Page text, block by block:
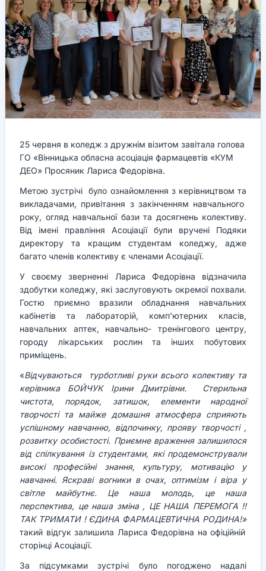
25 червня в коледж з дружнім візитом завітала голова
ГО «Вінницька обласна асоціація фармацевтів «КУМ
ДЕО» Просяник Лариса Федорівна.
Метою зустрічі було ознайомлення з керівництвом та
викладачами, привітання з закінченням навчального
року, огляд навчальної бази та досягнень колективу.
Від імені правління Асоціації були вручені Подяки
директору та кращим студентам коледжу, адже
багато членів колективу є членами Асоціації.
У своєму зверненні Лариса Федорівна відзначила
здобутки коледжу, які заслуговують окремої похвали.
Гостю приємно вразили обладнання навчальних
кабінетів та лабораторій, комп'ютерних класів,
навчальних аптек, навчально- тренінгового центру,
городу лікарських рослин та інших побутових
приміщень.
«Відчуваються турботливі руки всього колективу та
керівника БОЙЧУК Ірини Дмитрівни. Стерильна
чистота, порядок, затишок, елементи народної
творчості та майже домашня атмосфера сприяють
успішному навчанню, відпочинку, прояву творчості ,
розвитку особистості. Приємне враження залишилося
від спілкування із студентами, які продемонстрували
високі професійні знання, культуру, мотивацію у
навчанні. Яскраві вогники в очах, оптимізм і віра у
світле майбутнє. Це наша молодь, це наша
перспектива, це наша зміна , ЦЕ НАША ПЕРЕМОГА !!
ТАК ТРИМАТИ ! ЄДИНА ФАРМАЦЕВТИЧНА РОДИНА!»
такий відгук залишила Лариса Федорівна на офіційній
сторінці Асоціації.
За підсумками зустрічі було погоджено надалі